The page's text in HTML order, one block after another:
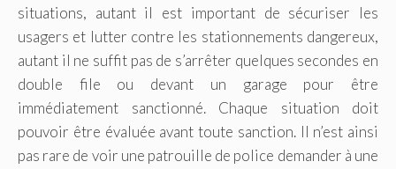
situations, autant il est important de sécuriser les
usagers et lutter contre les stationnements dangereux,
autant il ne suffit pas de s’arrêter quelques secondes en
double file ou devant un garage pour être
immédiatement sanctionné. Chaque situation doit
pouvoir être évaluée avant toute sanction. Il n’est ainsi
pas rare de voir une patrouille de police demander à une